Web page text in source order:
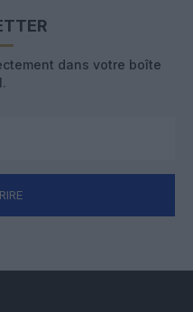
dans votre boîte